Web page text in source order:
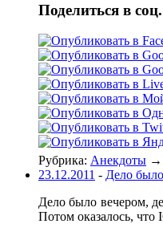
Поделиться в соц.
Рубрика: Анекдоты →
23.12.2011 - Дело
Дело было вечером,
Потом оказалось,